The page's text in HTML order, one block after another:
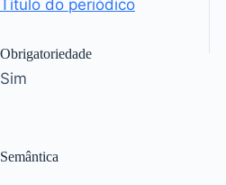
Título do periódico
Obrigatoriedade
Sim
Semântica